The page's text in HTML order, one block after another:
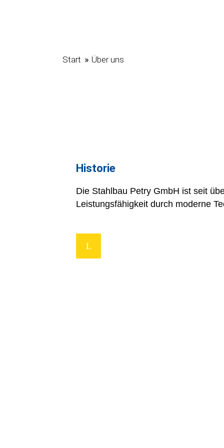
Start » Über uns
Historie
Die Stahlbau Petry GmbH ist seit
Leistungsfähigkeit durch moderne